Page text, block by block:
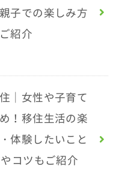
子での楽しみ方
紹介
｜女性や子育て
！移住生活の楽
体験したいこと
コツもご紹介